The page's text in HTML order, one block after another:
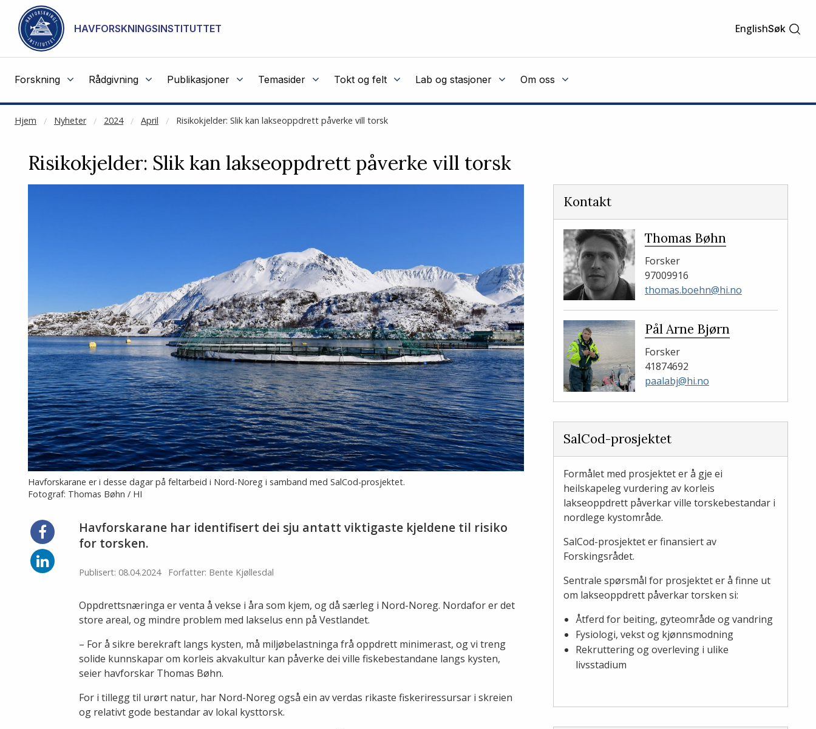
Gå til hovedinnhold
HAVFORSKNINGSINSTITUTTET EnglishSøk
Forskning Rådgivning Publikasjoner Temasider Tokt og felt Lab og stasjoner Om oss
Hjem Nyheter 2024 April Risikokjelder: Slik kan lakseoppdrett påverke vill torsk
NOT CACHED
Risikokjelder: Slik kan lakseoppdrett påverke vill torsk
Havforskarane er i desse dagar på feltarbeid i Nord-Noreg i samband med SalCod-prosjektet.
Fotograf: Thomas Bøhn / HI
Havforskarane har identifisert dei sju antatt viktigaste kjeldene til risiko
for torsken.
Publisert: 08.04.2024 Forfatter: Bente Kjøllesdal
Oppdrettsnæringa er venta å vekse i åra som kjem, og då særleg i Nord-Noreg. Nordafor er det
store areal, og mindre problem med lakselus enn på Vestlandet.
– For å sikre berekraft langs kysten, må miljøbelastninga frå oppdrett minimerast, og vi treng
solide kunnskapar om korleis akvakultur kan påverke dei ville fiskebestandane langs kysten,
seier havforskar Thomas Bøhn.
For i tillegg til urørt natur, har Nord-Noreg også ein av verdas rikaste fiskeriressursar i skreien
og relativt gode bestandar av lokal kysttorsk.
Del
på
Facebook
Del
på
Kontakt
Thomas Bøhn
Forsker
97009916
thomas.boehn@hi.no
Pål Arne Bjørn
Forsker
41874692
paalabj@hi.no
SalCod-prosjektet
Formålet med prosjektet er å gje ei
heilskapeleg vurdering av korleis
lakseoppdrett påverkar ville torskebestandar i
nordlege kystområde.
SalCod-prosjektet er finansiert av
Forskingsrådet.
Sentrale spørsmål for prosjektet er å finne ut
om lakseoppdrett påverkar torsken si:
Åtferd for beiting, gyteområde og vandring
Fysiologi, vekst og kjønnsmodning
Rekruttering og overleving i ulike
livsstadium